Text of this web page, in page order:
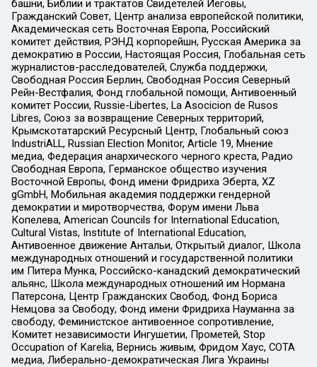
башни, Библии и трактатов Свидетелей Иеговы,
Гражданский Совет, Центр анализа европейской политики,
Академическая сеть Восточная Европа, Российский
комитет действия, РЭНД корпорейшн, Русская Америка за
демократию в России, Настоящая Россия, Глобальная сеть
журналистов-расследователей, Служба поддержки,
Свободная Россия Берлин, Свободная Россия Северный
Рейн-Вестфалия, Фонд глобальной помощи, Антивоенный
комитет России, Russie-Libertes, La Asocicion de Rusos
Libres, Союз за возвращение Северных территорий,
Крымскотатарский Ресурсный Центр, Глобальный союз
IndustriALL, Russian Election Monitor, Article 19, Мнение
медиа, Федерация анархического черного креста, Радио
Свободная Европа, Германское общество изучения
Восточной Европы, Фонд имени Фридриха Эберта, XZ
gGmbH, Мобильная академия поддержки гендерной
демократии и миротворчества, Форум имени Льва
Копелева, American Councils for International Education,
Cultural Vistas, Institute of International Education,
Антивоенное движение Антальи, Открытый диалог, Школа
международных отношений и государственной политики
им Питера Мунка, Российско-канадский демократический
альянс, Школа международных отношений им Нормана
Патерсона, Центр Гражданских Свобод, Фонд Бориса
Немцова за Свободу, Фонд имени Фридриха Науманна за
свободу, Феминистское антивоенное сопротивление,
Комитет независимости Ингушетии, Прометей, Stop
Occupation of Karelia, Вернись живым, Фридом Хаус, СОТА
медиа, Либерально-демократическая Лига Украины